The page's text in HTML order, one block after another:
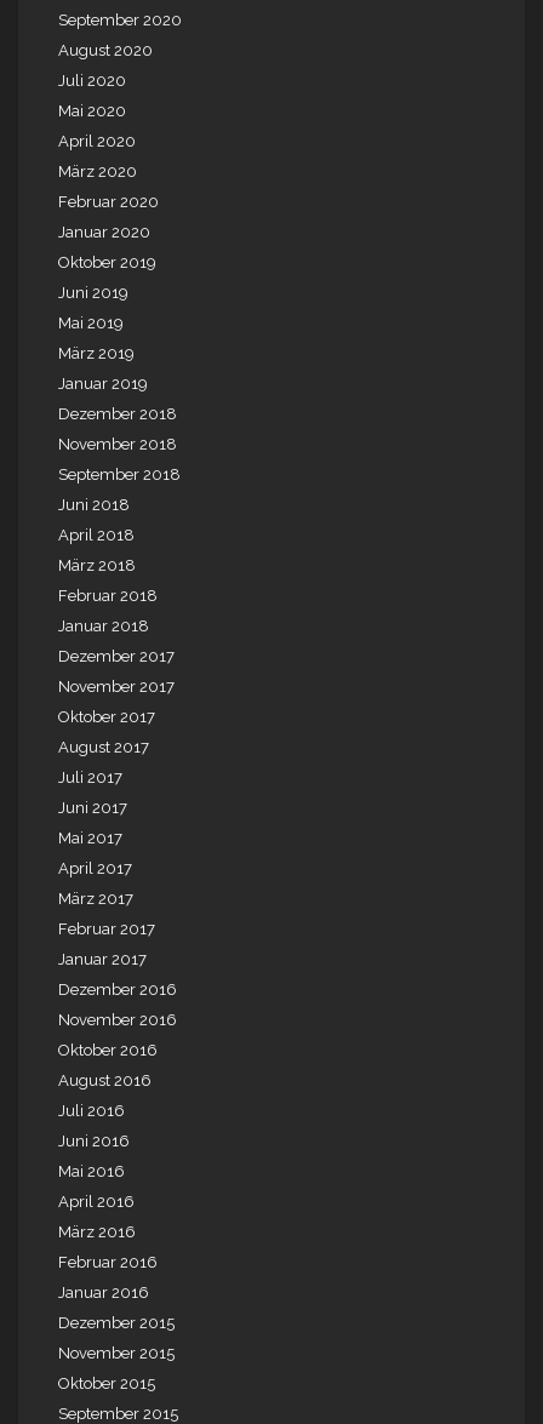
September 2020
August 2020
Juli 2020
Mai 2020
April 2020
März 2020
Februar 2020
Januar 2020
Oktober 2019
Juni 2019
Mai 2019
März 2019
Januar 2019
Dezember 2018
November 2018
September 2018
Juni 2018
April 2018
März 2018
Februar 2018
Januar 2018
Dezember 2017
November 2017
Oktober 2017
August 2017
Juli 2017
Juni 2017
Mai 2017
April 2017
März 2017
Februar 2017
Januar 2017
Dezember 2016
November 2016
Oktober 2016
August 2016
Juli 2016
Juni 2016
Mai 2016
April 2016
März 2016
Februar 2016
Januar 2016
Dezember 2015
November 2015
Oktober 2015
September 2015